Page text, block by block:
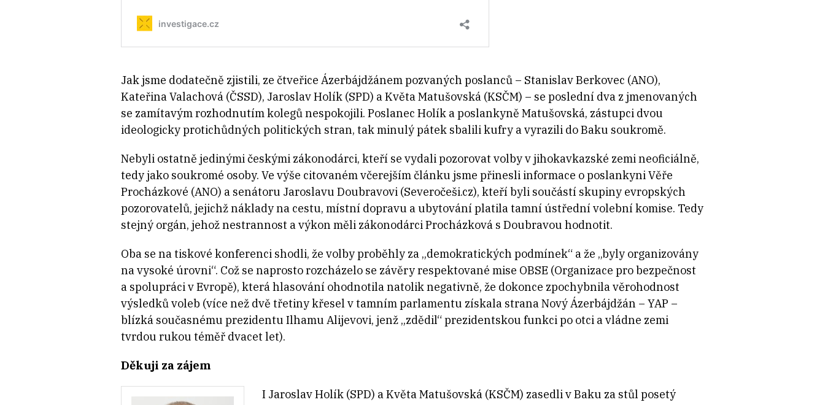
Jak jsme dodatečně zjistili, ze čtveřice Ázerbájdžánem pozvaných poslanců – Stanislav Berkovec (ANO),
Kateřina Valachová (ČSSD), Jaroslav Holík (SPD) a Květa Matušovská (KSČM) – se poslední dva z jmenovaných
se zamítavým rozhodnutím kolegů nespokojili. Poslanec Holík a poslankyně Matušovská, zástupci dvou
ideologicky protichůdných politických stran, tak minulý pátek sbalili kufry a vyrazili do Baku soukromě.
Nebyli ostatně jedinými českými zákonodárci, kteří se vydali pozorovat volby v jihokavkazské zemi neoficiálně,
tedy jako soukromé osoby. Ve výše citovaném včerejším článku jsme přinesli informace o poslankyni Věře
Procházkové (ANO) a senátoru Jaroslavu Doubravovi (Severočeši.cz), kteří byli součástí skupiny evropských
pozorovatelů, jejichž náklady na cestu, místní dopravu a ubytování platila tamní ústřední volební komise. Tedy
stejný orgán, jehož nestrannost a výkon měli zákonodárci Procházková s Doubravou hodnotit.
Oba se na tiskové konferenci shodli, že volby proběhly za „demokratických podmínek“ a že „byly organizovány
na vysoké úrovni“. Což se naprosto rozcházelo se závěry respektované mise OBSE (Organizace pro bezpečnost
a spolupráci v Evropě), která hlasování ohodnotila natolik negativně, že dokonce zpochybnila věrohodnost
výsledků voleb (více než dvě třetiny křesel v tamním parlamentu získala strana Nový Ázerbájdžán – YAP –
blízká současnému prezidentu Ilhamu Alijevovi, jenž „zdědil“ prezidentskou funkci po otci a vládne zemi
tvrdou rukou téměř dvacet let).
Děkuji za zájem
I Jaroslav Holík (SPD) a Květa Matušovská (KSČM) zasedli v Baku za stůl posetý